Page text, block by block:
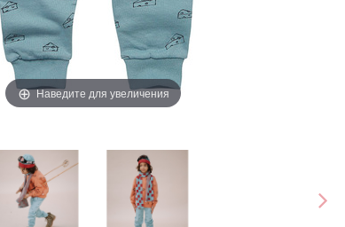
Наведите для увеличения